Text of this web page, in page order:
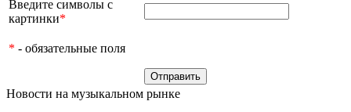
Введите символы с
картинки*
* - обязательные поля
Новости на музыкальном рынке